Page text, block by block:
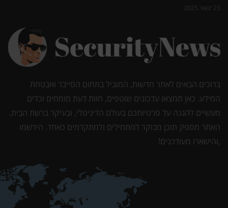
23 ינואר 2025
ברוכים הבאים לאתר חדשות, המוביל בתחום הסייבר ואבטחת
המידע. כאן תמצאו עדכונים שוטפים, חוות דעת מומחים וכלים
מעשיים להגנה על פרטיותכם בעולם הדיגיטלי, ובעיקר ברשת הבית.
האתר מספק תוכן מבוקר למתחילים ולמתקדמים כאחד. הירשמו
,והישארו מעודכנים!